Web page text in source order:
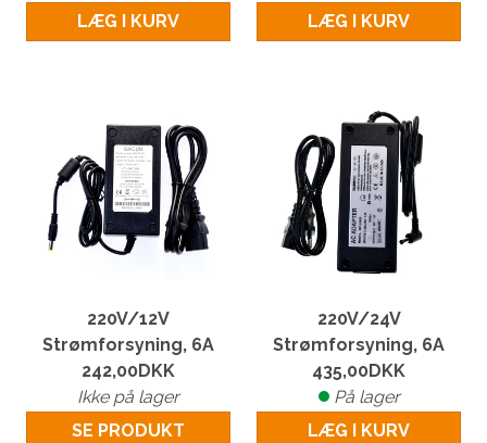
LÆG I KURV
LÆG I KURV
220V/12V
Strømforsyning, 6A
242,00DKK
Ikke på lager
SE PRODUKT
220V/24V
Strømforsyning, 6A
435,00DKK
På lager
LÆG I KURV